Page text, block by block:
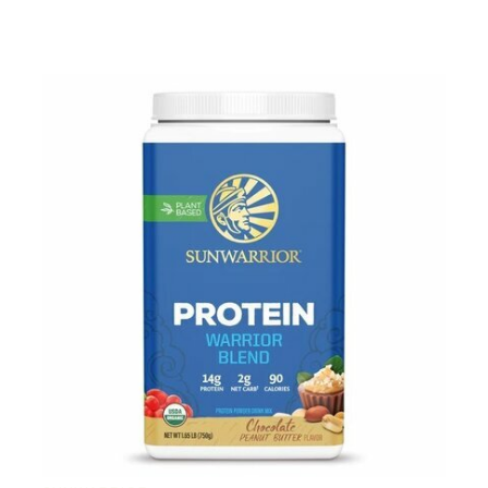
🍵 MATCHA LATTE GLACÉ